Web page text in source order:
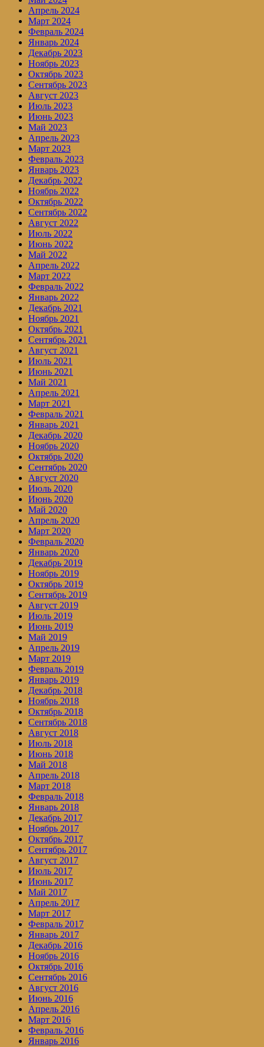
Апрель 2024
Март 2024
Февраль 2024
Январь 2024
Декабрь 2023
Ноябрь 2023
Октябрь 2023
Сентябрь 2023
Август 2023
Июль 2023
Июнь 2023
Май 2023
Апрель 2023
Март 2023
Февраль 2023
Январь 2023
Декабрь 2022
Ноябрь 2022
Октябрь 2022
Сентябрь 2022
Август 2022
Июль 2022
Июнь 2022
Май 2022
Апрель 2022
Март 2022
Февраль 2022
Январь 2022
Декабрь 2021
Ноябрь 2021
Октябрь 2021
Сентябрь 2021
Август 2021
Июль 2021
Июнь 2021
Май 2021
Апрель 2021
Март 2021
Февраль 2021
Январь 2021
Декабрь 2020
Ноябрь 2020
Октябрь 2020
Сентябрь 2020
Август 2020
Июль 2020
Июнь 2020
Май 2020
Апрель 2020
Март 2020
Февраль 2020
Январь 2020
Декабрь 2019
Ноябрь 2019
Октябрь 2019
Сентябрь 2019
Август 2019
Июль 2019
Июнь 2019
Май 2019
Апрель 2019
Март 2019
Февраль 2019
Январь 2019
Декабрь 2018
Ноябрь 2018
Октябрь 2018
Сентябрь 2018
Август 2018
Июль 2018
Июнь 2018
Май 2018
Апрель 2018
Март 2018
Февраль 2018
Январь 2018
Декабрь 2017
Ноябрь 2017
Октябрь 2017
Сентябрь 2017
Август 2017
Июль 2017
Июнь 2017
Май 2017
Апрель 2017
Март 2017
Февраль 2017
Январь 2017
Декабрь 2016
Ноябрь 2016
Октябрь 2016
Сентябрь 2016
Август 2016
Июнь 2016
Апрель 2016
Март 2016
Февраль 2016
Январь 2016